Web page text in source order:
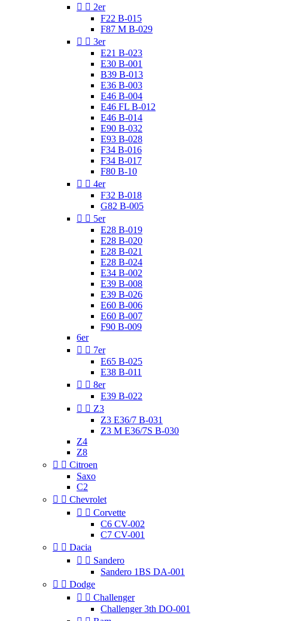
  2er
F22 B-015
F87 M B-029
  3er
E21 B-023
E30 B-001
B39 B-013
E36 B-003
E46 B-004
E46 FL B-012
E46 B-014
E90 B-032
E93 B-028
F34 B-016
F34 B-017
F80 B-10
  4er
F32 B-018
G82 B-005
  5er
E28 B-019
E28 B-020
E28 B-021
E28 B-024
E34 B-002
E39 B-008
E39 B-026
E60 B-006
E60 B-007
F90 B-009
6er
  7er
E65 B-025
E38 B-011
  8er
E39 B-022
  Z3
Z3 E36/7 B-031
Z3 M E36/7S B-030
Z4
Z8
  Citroen
Saxo
C2
  Chevrolet
  Corvette
C6 CV-002
C7 CV-001
  Dacia
  Sandero
Sandero 1BS DA-001
  Dodge
  Challenger
Challenger 3th DO-001